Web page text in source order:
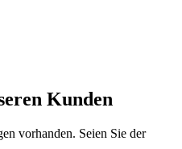
Kunden
vorhanden. Seien Sie der